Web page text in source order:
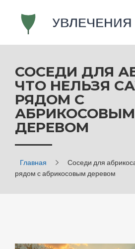
СОСЕДИ ДЛЯ
ЧТО НЕЛЬЗЯ
РЯДОМ С
АБРИКОСОВЫМ
ДЕРЕВОМ
Главная
Соседи для
рядом с абрикосовым деревом